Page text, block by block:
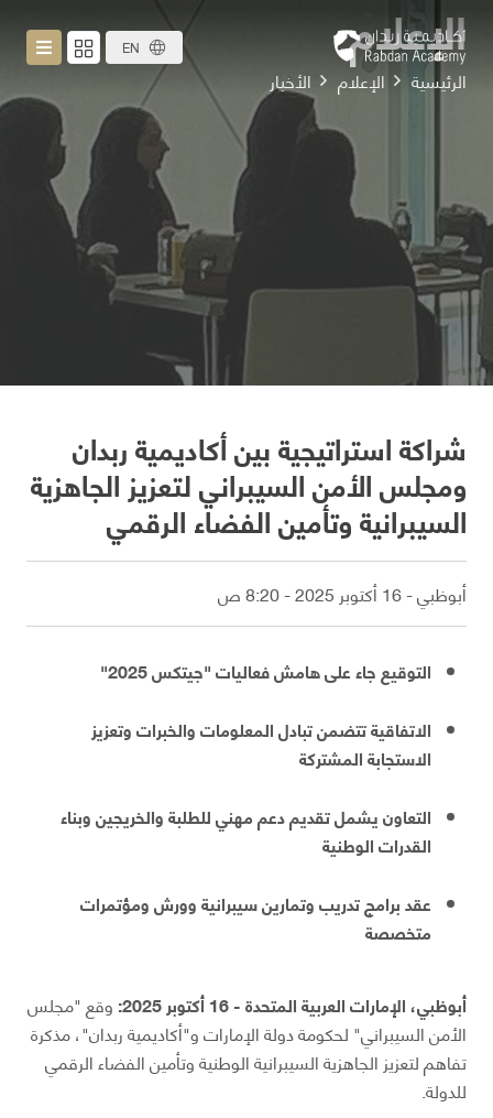
EN الإعلام
الرئيسية الإعلام الأخبار
شراكة استراتيجية بين أكاديمية ربدان
ومجلس الأمن السيبراني لتعزيز الجاهزية
السيبرانية وتأمين الفضاء الرقمي
أبوظبي - 16 أكتوبر 2025 - 8:20 ص
التوقيع جاء على هامش فعاليات "جيتكس 2025"
الاتفاقية تتضمن تبادل المعلومات والخبرات وتعزيز
الاستجابة المشتركة
التعاون يشمل تقديم دعم مهني للطلبة والخريجين وبناء
القدرات الوطنية
عقد برامج تدريب وتمارين سيبرانية وورش ومؤتمرات
متخصصة
أبوظبي، الإمارات العربية المتحدة - 16 أكتوبر 2025:
وقع "مجلس
الأمن السيبراني" لحكومة دولة الإمارات و"أكاديمية ربدان"، مذكرة
تفاهم لتعزيز الجاهزية السيبرانية الوطنية وتأمين الفضاء الرقمي
للدولة.